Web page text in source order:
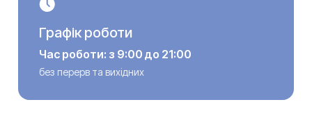
Графік роботи
Час роботи: з 9:00 до 21:00
без перерв та вихідних